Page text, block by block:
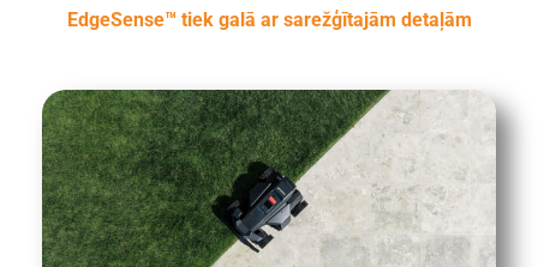
EdgeSense™ tiek galā ar sarežģītajām detaļām